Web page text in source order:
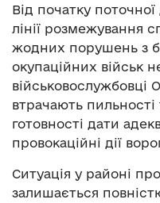
Від початку
лінії розмежування
жодних порушень з
окупаційних військ
військовослужбовці
втрачають
готовності дати
провокаційні дії
Ситуація у районі
залишається